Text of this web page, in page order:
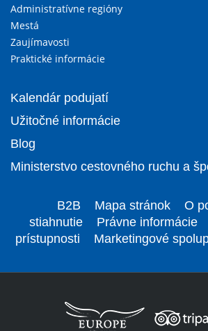
Administratívne regióny
Mestá
Zaujímavosti
Praktické informácie
Kalendár podujatí
Užitočné informácie
Blog
Ministerstvo cestovného ruchu a
B2B Mapa stránok O
stiahnutie
Právne informácie
prístupnosti
Marketingové